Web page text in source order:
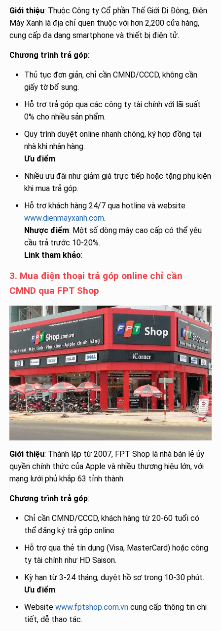
Giới thiệu: Thuộc Công ty Cổ phần Thế Giới Di Động, Điện
Máy Xanh là địa chỉ quen thuộc với hơn 2,200 cửa hàng,
cung cấp đa dạng smartphone và thiết bị điện tử.
Chương trình trả góp:
Thủ tục đơn giản, chỉ cần CMND/CCCD, không cần
giấy tờ bổ sung.
Hỗ trợ trả góp qua các công ty tài chính với lãi suất
0% cho nhiều sản phẩm.
Quy trình duyệt online nhanh chóng, ký hợp đồng tại
nhà khi nhận hàng.
Ưu điểm:
Nhiều ưu đãi như giảm giá trực tiếp hoặc tặng phụ kiện
khi mua trả góp.
Hỗ trợ khách hàng 24/7 qua hotline và website
www.dienmayxanh.com.
Nhược điểm: Một số dòng máy cao cấp có thể yêu
cầu trả trước 10-20%.
Link tham khảo:
3. Mua điện thoại trả góp online chỉ cần
CMND qua FPT Shop
Giới thiệu: Thành lập từ 2007, FPT Shop là nhà bán lẻ ủy
quyền chính thức của Apple và nhiều thương hiệu lớn, với
mạng lưới phủ khắp 63 tỉnh thành.
Chương trình trả góp:
Chỉ cần CMND/CCCD, khách hàng từ 20-60 tuổi có
thể đăng ký trả góp online.
Hỗ trợ qua thẻ tín dụng (Visa, MasterCard) hoặc công
ty tài chính như HD Saison.
Kỳ hạn từ 3-24 tháng, duyệt hồ sơ trong 10-30 phút.
Ưu điểm:
Website www.fptshop.com.vn cung cấp thông tin chi
tiết, dễ thao tác.